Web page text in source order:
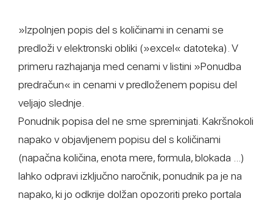
»Izpolnjen popis del s količinami in cenami se
predloži v elektronski obliki (»excel« datoteka). V
primeru razhajanja med cenami v listini »Ponudba
predračun« in cenami v predloženem popisu del
veljajo slednje.
Ponudnik popisa del ne sme spreminjati. Kakršnokoli
napako v objavljenem popisu del s količinami
(napačna količina, enota mere, formula, blokada ...)
lahko odpravi izključno naročnik, ponudnik pa je na
napako, ki jo odkrije dolžan opozoriti preko portala